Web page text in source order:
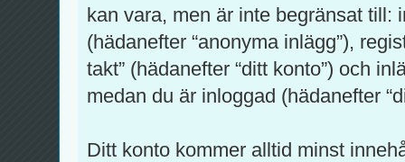
kan vara, men är inte begränsat till:
(hädanefter “anonyma inlägg”),
takt” (hädanefter “ditt konto”) och
medan du är inloggad (hädanefter
Ditt konto kommer alltid minst